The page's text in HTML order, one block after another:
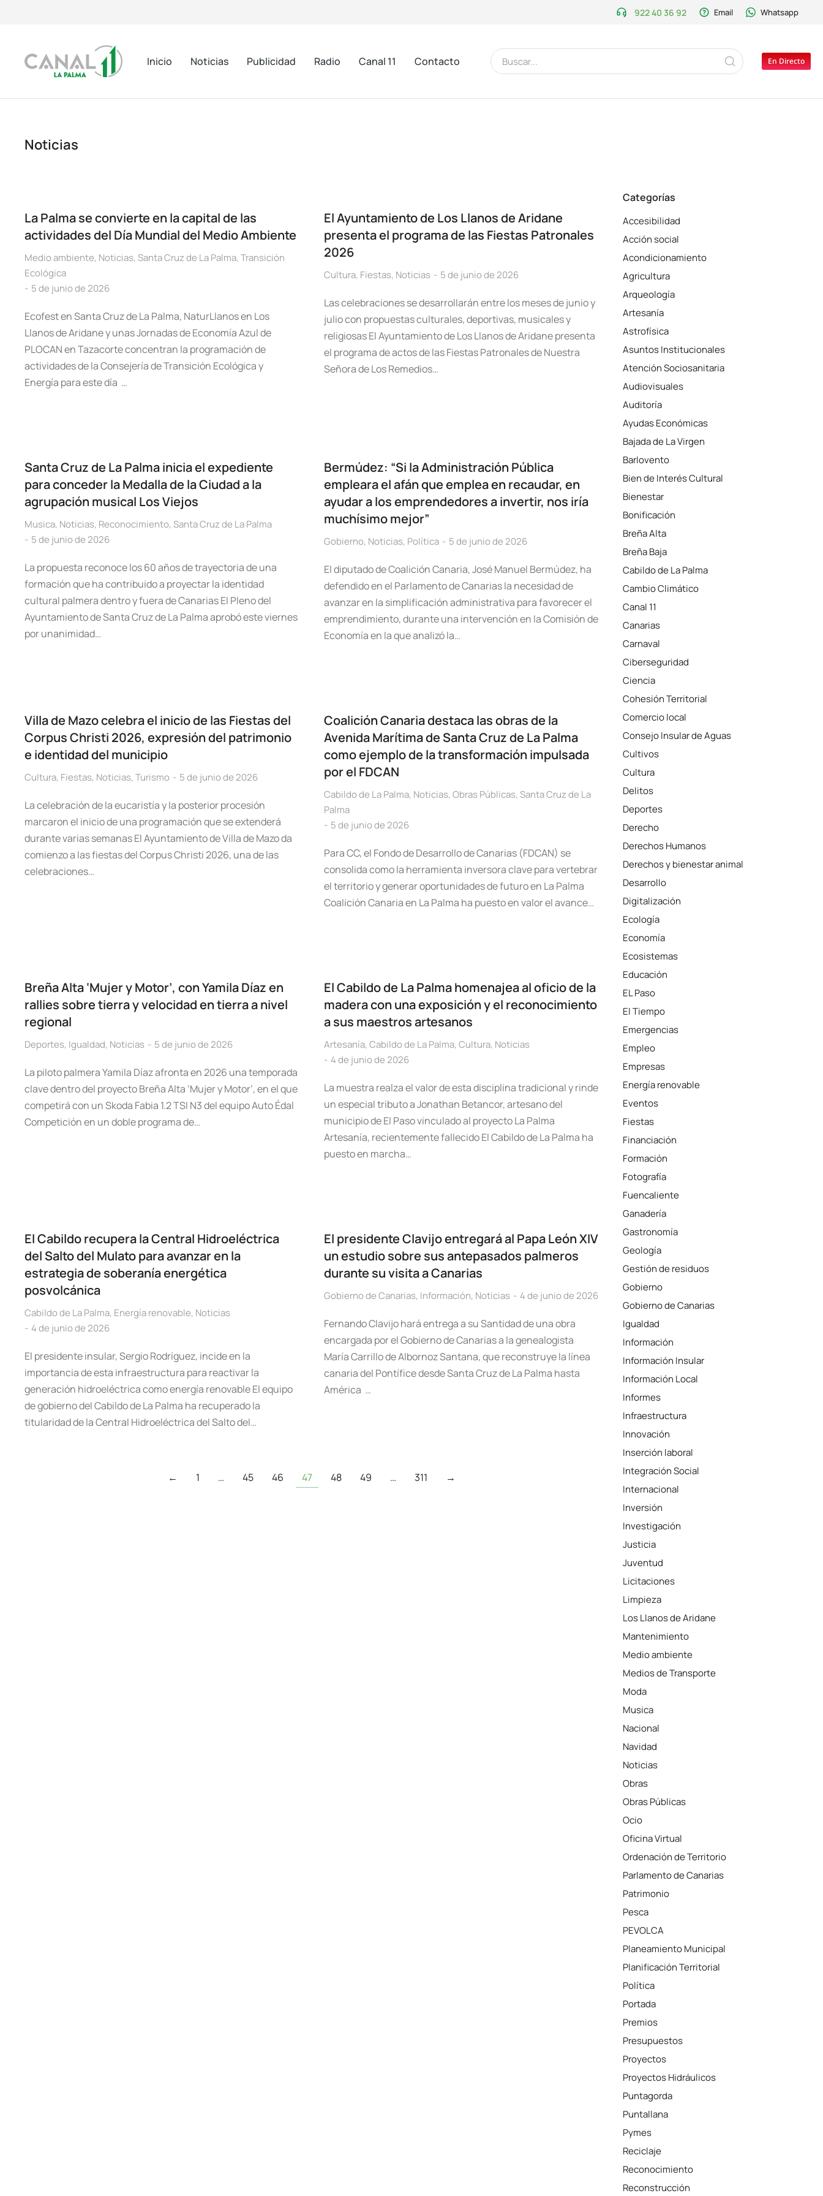
922 40 36 92 Email Whatsapp
Inicio Noticias Publicidad Radio Canal 11 Contacto En Directo
Noticias
La Palma se convierte en la capital de las
actividades del Día Mundial del Medio Ambiente
Medio ambiente, Noticias, Santa Cruz de La Palma, Transición
Ecológica
5 de junio de 2026
Ecofest en Santa Cruz de La Palma, NaturLlanos en Los
Llanos de Aridane y unas Jornadas de Economía Azul de
PLOCAN en Tazacorte concentran la programación de
actividades de la Consejería de Transición Ecológica y
Energía para este día …
El Ayuntamiento de Los Llanos de Aridane
presenta el programa de las Fiestas Patronales
2026
Cultura, Fiestas, Noticias 5 de junio de 2026
Las celebraciones se desarrollarán entre los meses de junio y
julio con propuestas culturales, deportivas, musicales y
religiosas El Ayuntamiento de Los Llanos de Aridane presenta
el programa de actos de las Fiestas Patronales de Nuestra
Señora de Los Remedios…
Santa Cruz de La Palma inicia el expediente
para conceder la Medalla de la Ciudad a la
agrupación musical Los Viejos
Musica, Noticias, Reconocimiento, Santa Cruz de La Palma
5 de junio de 2026
La propuesta reconoce los 60 años de trayectoria de una
formación que ha contribuido a proyectar la identidad
cultural palmera dentro y fuera de Canarias El Pleno del
Ayuntamiento de Santa Cruz de La Palma aprobó este viernes
por unanimidad…
Bermúdez: “Si la Administración Pública
empleara el afán que emplea en recaudar, en
ayudar a los emprendedores a invertir, nos iría
muchísimo mejor”
Gobierno, Noticias, Política 5 de junio de 2026
El diputado de Coalición Canaria, José Manuel Bermúdez, ha
defendido en el Parlamento de Canarias la necesidad de
avanzar en la simplificación administrativa para favorecer el
emprendimiento, durante una intervención en la Comisión de
Economía en la que analizó la…
Villa de Mazo celebra el inicio de las Fiestas del
Corpus Christi 2026, expresión del patrimonio
e identidad del municipio
Cultura, Fiestas, Noticias, Turismo 5 de junio de 2026
La celebración de la eucaristía y la posterior procesión
marcaron el inicio de una programación que se extenderá
durante varias semanas El Ayuntamiento de Villa de Mazo da
comienzo a las fiestas del Corpus Christi 2026, una de las
celebraciones…
Coalición Canaria destaca las obras de la
Avenida Marítima de Santa Cruz de La Palma
como ejemplo de la transformación impulsada
por el FDCAN
Cabildo de La Palma, Noticias, Obras Públicas, Santa Cruz de La
Palma
5 de junio de 2026
Para CC, el Fondo de Desarrollo de Canarias (FDCAN) se
consolida como la herramienta inversora clave para vertebrar
el territorio y generar oportunidades de futuro en La Palma
Coalición Canaria en La Palma ha puesto en valor el avance…
Breña Alta ‘Mujer y Motor’, con Yamila Díaz en
rallies sobre tierra y velocidad en tierra a nivel
regional
Deportes, Igualdad, Noticias 5 de junio de 2026
La piloto palmera Yamila Díaz afronta en 2026 una temporada
clave dentro del proyecto Breña Alta ‘Mujer y Motor’, en el que
competirá con un Skoda Fabia 1.2 TSI N3 del equipo Auto Édal
Competición en un doble programa de…
El Cabildo de La Palma homenajea al oficio de la
madera con una exposición y el reconocimiento
a sus maestros artesanos
Artesanía, Cabildo de La Palma, Cultura, Noticias
4 de junio de 2026
La muestra realza el valor de esta disciplina tradicional y rinde
un especial tributo a Jonathan Betancor, artesano del
municipio de El Paso vinculado al proyecto La Palma
Artesanía, recientemente fallecido El Cabildo de La Palma ha
puesto en marcha…
El Cabildo recupera la Central Hidroeléctrica
del Salto del Mulato para avanzar en la
estrategia de soberanía energética
posvolcánica
Cabildo de La Palma, Energía renovable, Noticias
4 de junio de 2026
El presidente insular, Sergio Rodríguez, incide en la
importancia de esta infraestructura para reactivar la
generación hidroeléctrica como energía renovable El equipo
de gobierno del Cabildo de La Palma ha recuperado la
titularidad de la Central Hidroeléctrica del Salto del…
El presidente Clavijo entregará al Papa León XIV
un estudio sobre sus antepasados palmeros
durante su visita a Canarias
Gobierno de Canarias, Información, Noticias 4 de junio de 2026
Fernando Clavijo hará entrega a su Santidad de una obra
encargada por el Gobierno de Canarias a la genealogista
María Carrillo de Albornoz Santana, que reconstruye la línea
canaria del Pontífice desde Santa Cruz de La Palma hasta
América …
← 1 … 45 46 47 48 49 … 311 →
Categorías
Accesibilidad
Acción social
Acondicionamiento
Agricultura
Arqueología
Artesanía
Astrofísica
Asuntos Institucionales
Atención Sociosanitaria
Audiovisuales
Auditoría
Ayudas Económicas
Bajada de La Virgen
Barlovento
Bien de Interés Cultural
Bienestar
Bonificación
Breña Alta
Breña Baja
Cabildo de La Palma
Cambio Climático
Canal 11
Canarias
Carnaval
Ciberseguridad
Ciencia
Cohesión Territorial
Comercio local
Consejo Insular de Aguas
Cultivos
Cultura
Delitos
Deportes
Derecho
Derechos Humanos
Derechos y bienestar animal
Desarrollo
Digitalización
Ecología
Economía
Ecosistemas
Educación
EL Paso
El Tiempo
Emergencias
Empleo
Empresas
Energía renovable
Eventos
Fiestas
Financiación
Formación
Fotografía
Fuencaliente
Ganadería
Gastronomía
Geología
Gestión de residuos
Gobierno
Gobierno de Canarias
Igualdad
Información
Información Insular
Información Local
Informes
Infraestructura
Innovación
Inserción laboral
Integración Social
Internacional
Inversión
Investigación
Justicia
Juventud
Licitaciones
Limpieza
Los Llanos de Aridane
Mantenimiento
Medio ambiente
Medios de Transporte
Moda
Musica
Nacional
Navidad
Noticias
Obras
Obras Públicas
Ocio
Oficina Virtual
Ordenación de Territorio
Parlamento de Canarias
Patrimonio
Pesca
PEVOLCA
Planeamiento Municipal
Planificación Territorial
Política
Portada
Premios
Presupuestos
Proyectos
Proyectos Hidráulicos
Puntagorda
Puntallana
Pymes
Reciclaje
Reconocimiento
Reconstrucción